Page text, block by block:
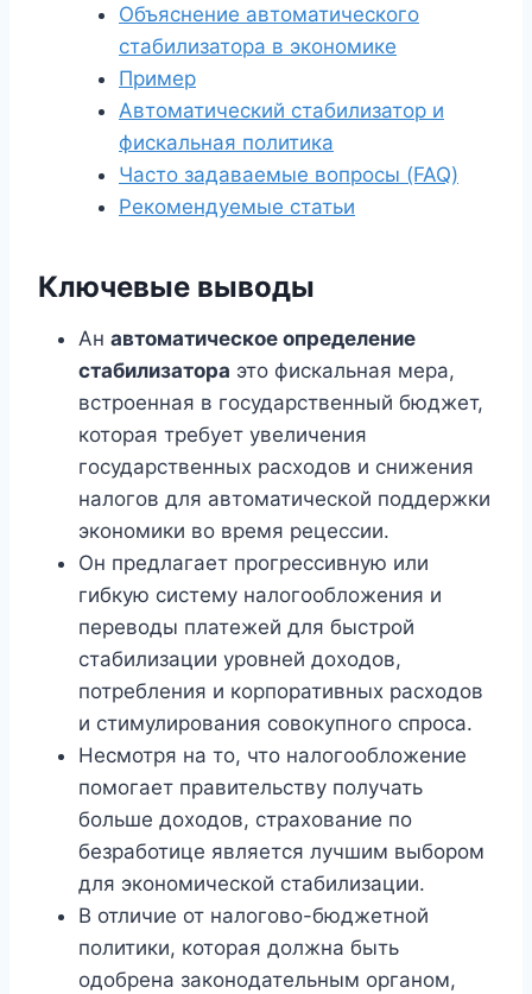
Объяснение автоматического
стабилизатора в экономике
Пример
Автоматический стабилизатор и
фискальная политика
Часто задаваемые вопросы (FAQ)
Рекомендуемые статьи
Ключевые выводы
Ан автоматическое определение
стабилизатора это фискальная мера,
встроенная в государственный бюджет,
которая требует увеличения
государственных расходов и снижения
налогов для автоматической поддержки
экономики во время рецессии.
Он предлагает прогрессивную или
гибкую систему налогообложения и
переводы платежей для быстрой
стабилизации уровней доходов,
потребления и корпоративных расходов
и стимулирования совокупного спроса.
Несмотря на то, что налогообложение
помогает правительству получать
больше доходов, страхование по
безработице является лучшим выбором
для экономической стабилизации.
В отличие от налогово-бюджетной
политики, которая должна быть
одобрена законодательным органом,